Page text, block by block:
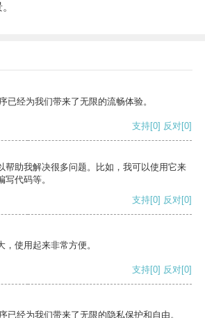
已经为我们带来了无限的流畅体验。
支持[0] 反对[0]
帮助我解决很多问题。比如，我可以使用它来
代码等。
支持[0] 反对[0]
使用起来非常方便。
支持[0] 反对[0]
已经为我们带来了无限的隐私保护和自由。